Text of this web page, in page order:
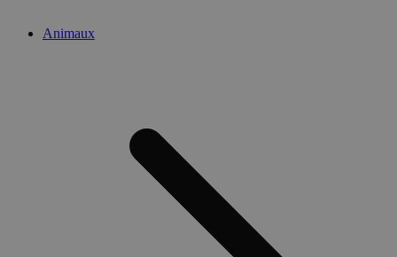
Animaux